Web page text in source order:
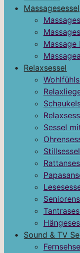
Massagesessel
Massage
Relaxsessel
Sessel
Sound & TV